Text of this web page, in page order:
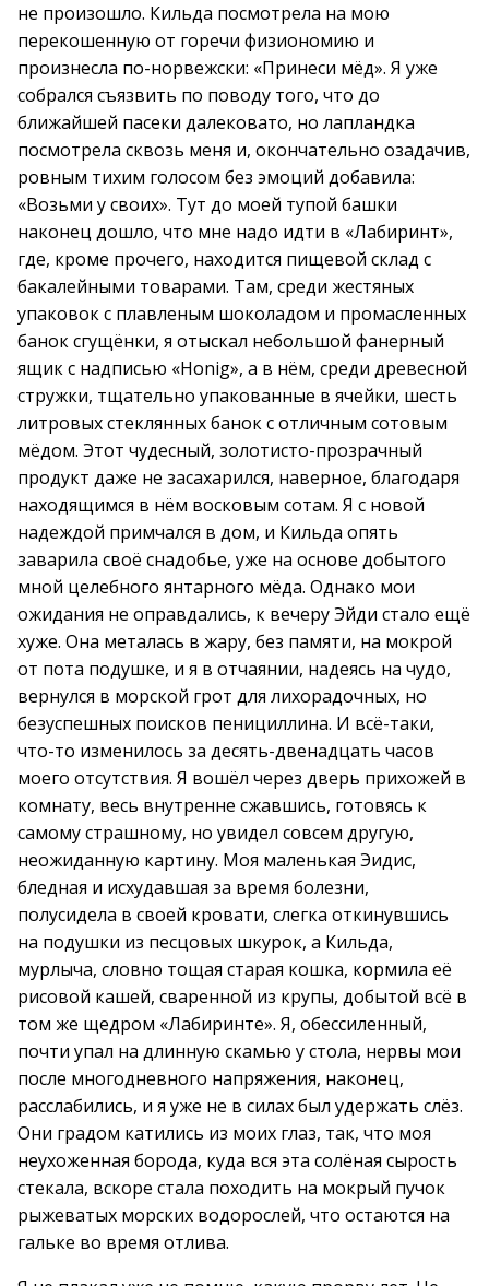
не произошло. Кильда посмотрела на мою
перекошенную от горечи физиономию и
произнесла по-норвежски: «Принеси мёд». Я уже
собрался съязвить по поводу того, что до
ближайшей пасеки далековато, но лапландка
посмотрела сквозь меня и, окончательно озадачив,
ровным тихим голосом без эмоций добавила:
«Возьми у своих». Тут до моей тупой башки
наконец дошло, что мне надо идти в «Лабиринт»,
где, кроме прочего, находится пищевой склад с
бакалейными товарами. Там, среди жестяных
упаковок с плавленым шоколадом и промасленных
банок сгущёнки, я отыскал небольшой фанерный
ящик с надписью «Honig», а в нём, среди древесной
стружки, тщательно упакованные в ячейки, шесть
литровых стеклянных банок с отличным сотовым
мёдом. Этот чудесный, золотисто-прозрачный
продукт даже не засахарился, наверное, благодаря
находящимся в нём восковым сотам. Я с новой
надеждой примчался в дом, и Кильда опять
заварила своё снадобье, уже на основе добытого
мной целебного янтарного мёда. Однако мои
ожидания не оправдались, к вечеру Эйди стало ещё
хуже. Она металась в жару, без памяти, на мокрой
от пота подушке, и я в отчаянии, надеясь на чудо,
вернулся в морской грот для лихорадочных, но
безуспешных поисков пенициллина. И всё-таки,
что-то изменилось за десять-двенадцать часов
моего отсутствия. Я вошёл через дверь прихожей в
комнату, весь внутренне сжавшись, готовясь к
самому страшному, но увидел совсем другую,
неожиданную картину. Моя маленькая Эидис,
бледная и исхудавшая за время болезни,
полусидела в своей кровати, слегка откинувшись
на подушки из песцовых шкурок, а Кильда,
мурлыча, словно тощая старая кошка, кормила её
рисовой кашей, сваренной из крупы, добытой всё в
том же щедром «Лабиринте». Я, обессиленный,
почти упал на длинную скамью у стола, нервы мои
после многодневного напряжения, наконец,
расслабились, и я уже не в силах был удержать слёз.
Они градом катились из моих глаз, так, что моя
неухоженная борода, куда вся эта солёная сырость
стекала, вскоре стала походить на мокрый пучок
рыжеватых морских водорослей, что остаются на
гальке во время отлива.